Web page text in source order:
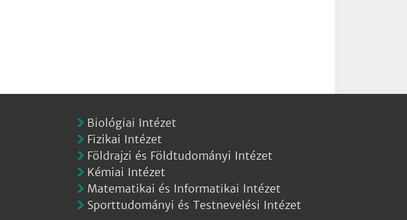
Biológiai Intézet
Fizikai Intézet
Földrajzi és Földtudományi Intézet
Kémiai Intézet
Matematikai és Informatikai Intézet
Sporttudományi és Testnevelési Intézet